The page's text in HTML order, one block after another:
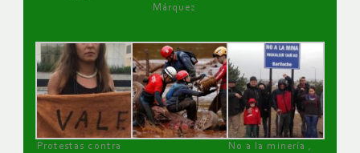
Márquez
Protestas contra
No a la minería ,